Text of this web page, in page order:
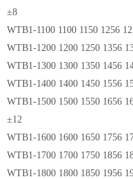
±8
WTB1-1100 1100 1150 1256
WTB1-1200 1200 1250 1356
WTB1-1300 1300 1350 1456
WTB1-1400 1400 1450 1556
WTB1-1500 1500 1550 1656
±12
WTB1-1600 1600 1650 1756
WTB1-1700 1700 1750 1856
WTB1-1800 1800 1850 1956